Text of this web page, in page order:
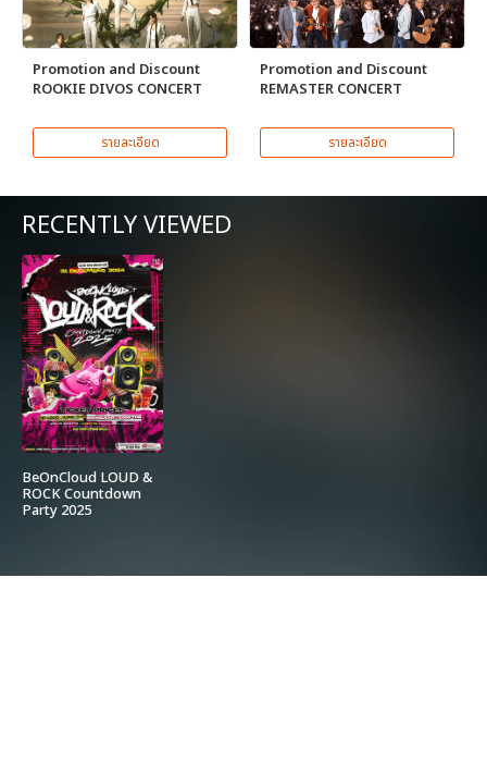
Promotion and Discount
ROOKIE DIVOS CONCERT
รายละเอียด
Promotion and Discount
REMASTER CONCERT
รายละเอียด
RECENTLY VIEWED
BeOnCloud LOUD &
ROCK Countdown
Party 2025